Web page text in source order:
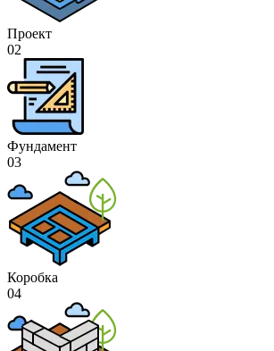
Проект
02
Фундамент
03
Коробка
04